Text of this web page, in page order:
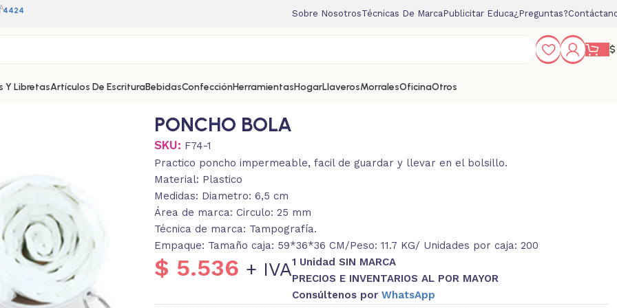
4424 Sobre NosotrosTécnicas De MarcaPublicitar Educa¿Preguntas?
$
Y LibretasArtículos De EscrituraBebidasConfecciónHerramientasHogarLlaverosMorralesOficinaOtros
PONCHO BOLA
SKU: F74-1
Practico poncho impermeable, facil de guardar y llevar en el bolsillo.
Material: Plastico
Medidas: Diametro: 6,5 cm
Área de marca: Circulo: 25 mm
Técnica de marca: Tampografía.
Empaque: Tamaño caja: 59*36*36 CM/Peso: 11.7 KG/ Unidades por caja: 200
$ 5.536 + IVA1 Unidad SIN MARCA
PRECIOS E INVENTARIOS AL POR MAYOR
Consúltenos por WhatsApp